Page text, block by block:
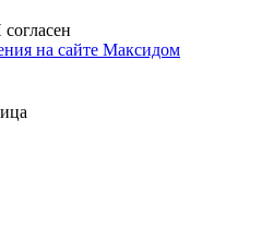
согласен
на сайте Максидом